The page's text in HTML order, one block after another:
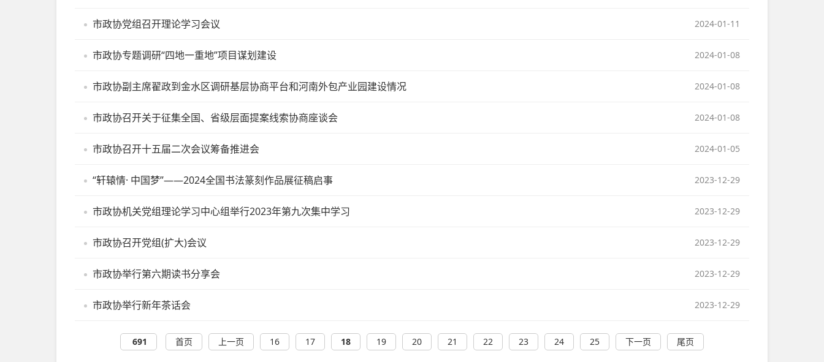
2024-01-11
市政协党组召开理论学习会议
2024-01-08
市政协专题调研“四地一重地”项目谋划建设
2024-01-08
市政协副主席翟政到金水区调研基层协商平台和河南外包产业园建设情况
2024-01-08
市政协召开关于征集全国、省级层面提案线索协商座谈会
2024-01-05
市政协召开十五届二次会议筹备推进会
2023-12-29
“轩辕情· 中国梦”——2024全国书法篆刻作品展征稿启事
2023-12-29
市政协机关党组理论学习中心组举行2023年第九次集中学习
2023-12-29
市政协召开党组(扩大)会议
2023-12-29
市政协举行第六期读书分享会
2023-12-29
市政协举行新年茶话会
691 首页 上一页 16 17 18 19 20 21 22 23 24 25 下一页 尾页